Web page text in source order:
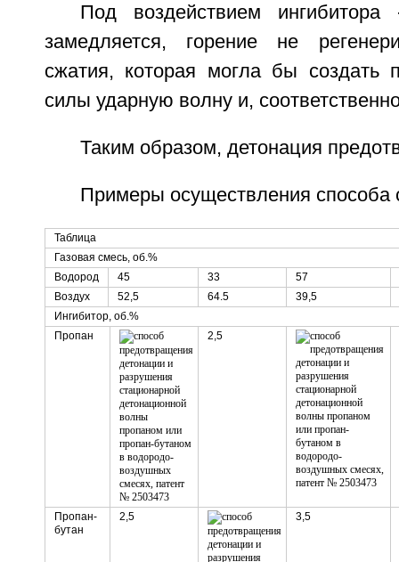
Под воздействием
замедляется, горение не
сжатия, которая могла бы создать
силы ударную волну и,
Таким образом, детонация
Примеры осуществления способа
Таблица
Газовая смесь, об.%
Водород
45 33
57
Воздух
52,5 64.5
39,5
Ингибитор, об.%
Пропан
2,5
Пропан-
бутан
2,5 3,5